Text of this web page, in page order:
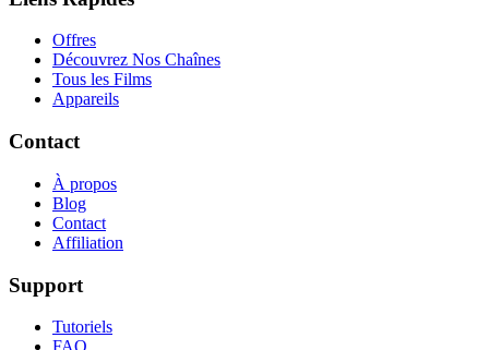
Offres
Découvrez Nos Chaînes
Tous les Films
Appareils
Contact
À propos
Blog
Contact
Affiliation
Support
Tutoriels